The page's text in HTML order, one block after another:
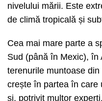
nivelului mării. Este
de climă tropicală și
Cea mai mare parte a
Sud (până în Mexic),
terenurile muntoase
crește în partea în care
și, potrivit multor